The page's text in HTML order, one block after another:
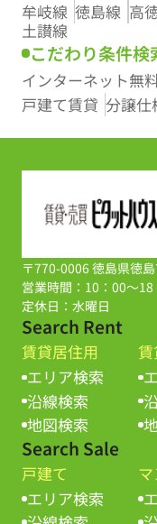
牟岐線 徳島線 高
土讃線
こだわり条件検
インターネット無
戸建て賃貸 分譲仕
〒770-0006 徳島県徳
営業時間：10：00～
定休日：水曜日
Search Rent
賃貸居住用
エリア検索
沿線検索
地図検索
賃
Search Sale
戸建て
エリア検索